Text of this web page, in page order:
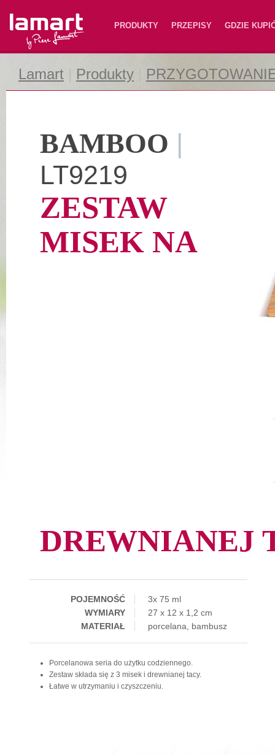
Lamart PRODUKTY PRZEPISY GDZIE
Lamart Produkty
BAMBOO |
LT9219
ZESTAW
MISEK NA
DREWNIANEJ
POJEMNOŚĆ
3x 75 ml
WYMIARY
27 x 12 x 1,2 cm
MATERIAŁ
porcelana, bambusz
Porcelanowa seria do użytku codziennego.
Zestaw składa się z 3 misek i drewnianej tacy.
Łatwe w utrzymaniu i czyszczeniu.